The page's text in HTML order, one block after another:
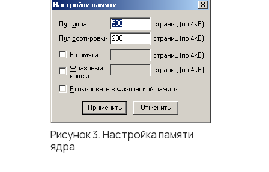
Рисунок 3. Настройка памяти
ядра